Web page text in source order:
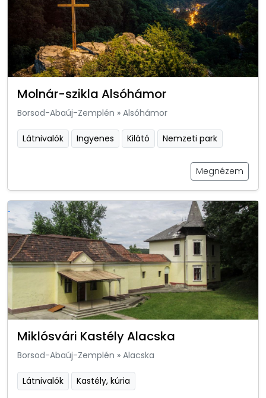
Molnár-szikla Alsóhámor
Borsod-Abaúj-Zemplén » Alsóhámor
Látnivalók Ingyenes Kilátó Nemzeti park
Megnézem
Miklósvári Kastély Alacska
Borsod-Abaúj-Zemplén » Alacska
Látnivalók Kastély, kúria